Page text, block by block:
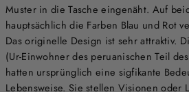
Muster in die Tasche eingenäht. Auf
hauptsächlich die Farben Blau und Rot
Das originelle Design ist sehr attraktiv.
(Ur-Einwohner des peruanischen Teil
hatten ursprünglich eine sigfikante
Lebensweise. Sie stellen Visionen oder